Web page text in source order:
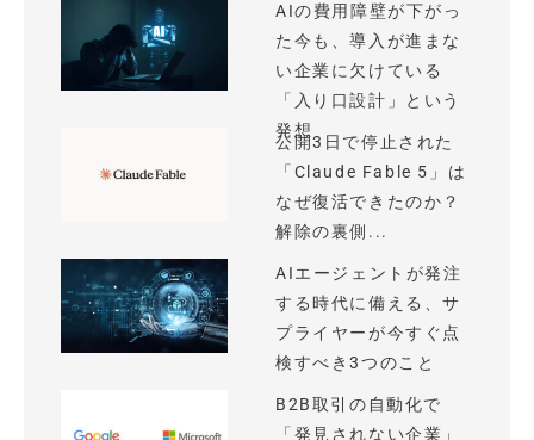
AIの費用障壁が下がっ
た今も、導入が進まな
い企業に欠けている
「入り口設計」という
発想
公開3日で停止された
「Claude Fable 5」は
なぜ復活できたのか？
解除の裏側...
AIエージェントが発注
する時代に備える、サ
プライヤーが今すぐ点
検すべき3つのこと
B2B取引の自動化で
「発見されない企業」